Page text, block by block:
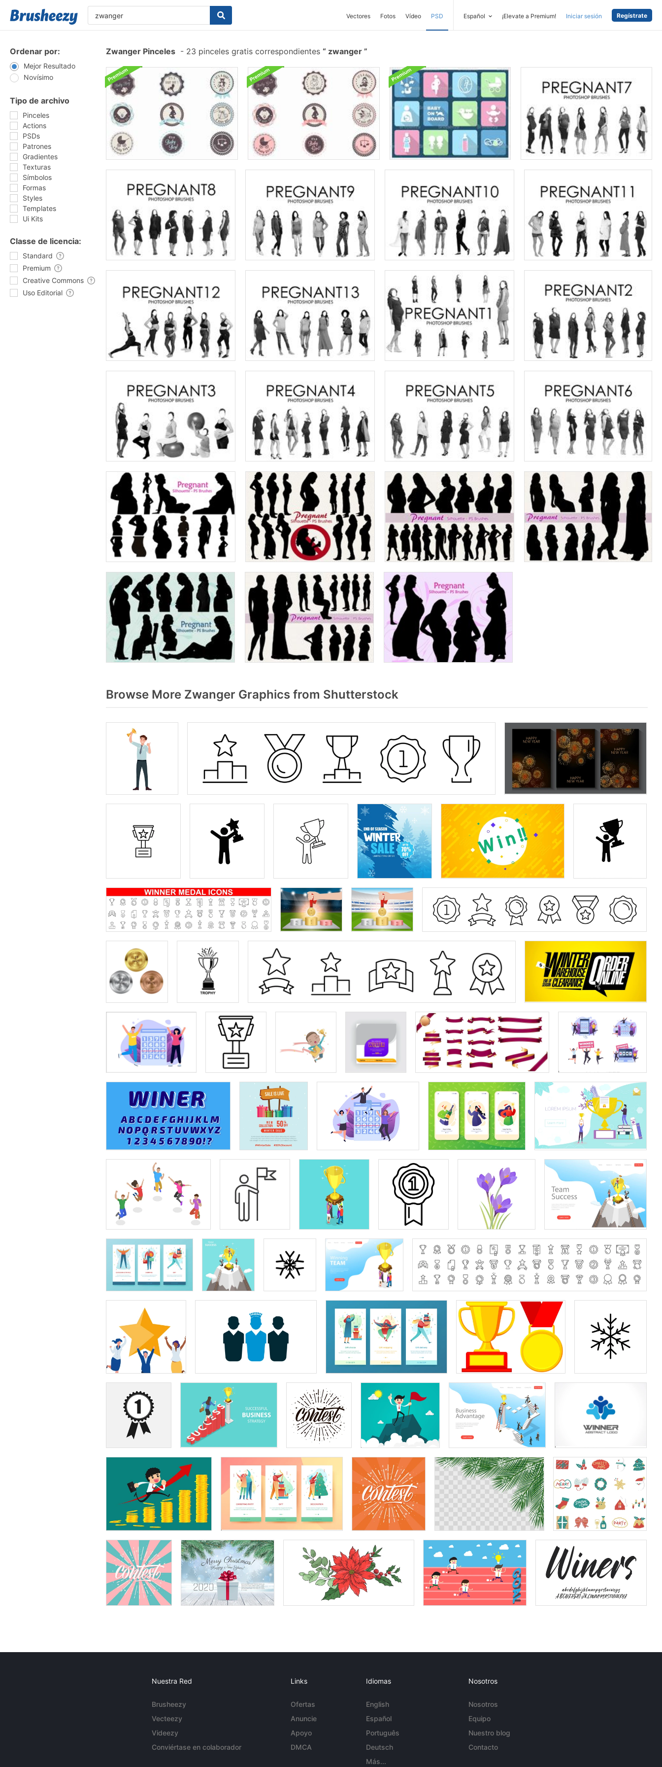
Vectores Fotos Vídeo PSD Español ¡Elevate a Premium! Iniciar sesión Regístrate
Ordenar por:
Mejor Resultado
Novísimo
Tipo de archivo
Pinceles
Actions
PSDs
Patrones
Gradientes
Texturas
Símbolos
Formas
Styles
Templates
Ui Kits
Classe de licencia:
Standard
Premium
Creative Commons
Uso Editorial
Zwanger Pinceles - 23 pinceles gratis correspondientes zwanger
Browse More Zwanger Graphics from Shutterstock
Nuestra Red
Brusheezy
Vecteezy
Videezy
Conviértase en colaborador
Links
Ofertas
Anuncie
Apoyo
DMCA
Idiomas
English
Español
Português
Deutsch
Más...
Nosotros
Nosotros
Equipo
Nuestro blog
Contacto